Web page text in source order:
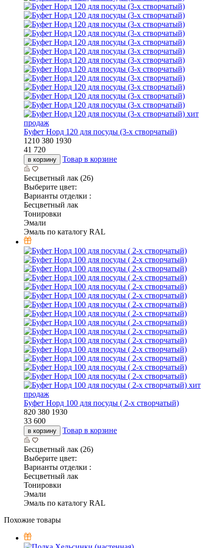
хит
продаж
Буфет Норд 120 для посуды (3-х створчатый)
1210 380 1930
41 720
в корзину Товар в корзине
Бесцветный лак (26)
Выберите цвет:
Варианты отделки :
Бесцветный лак
Тонировки
Эмали
Эмаль по каталогу RAL
хит
продаж
Буфет Норд 100 для посуды ( 2-х створчатый)
820 380 1930
33 600
в корзину Товар в корзине
Бесцветный лак (26)
Выберите цвет:
Варианты отделки :
Бесцветный лак
Тонировки
Эмали
Эмаль по каталогу RAL
Похожие товары